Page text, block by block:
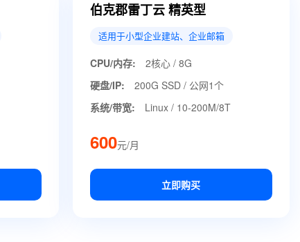
伯克郡雷丁云 精英型
适用于小型企业建站、企业邮箱
CPU/内存:
2核心 / 8G
硬盘/IP:
200G SSD / 公网1个
系统/带宽:
Linux / 10-200M/8T
600元/月
立即购买